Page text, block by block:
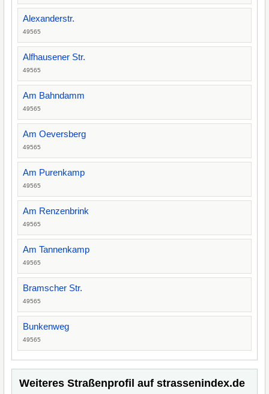
Alexanderstr.
49565
Alfhausener Str.
49565
Am Bahndamm
49565
Am Oeversberg
49565
Am Purenkamp
49565
Am Renzenbrink
49565
Am Tannenkamp
49565
Bramscher Str.
49565
Bunkenweg
49565
Weiteres Straßenprofil auf strassenindex.de